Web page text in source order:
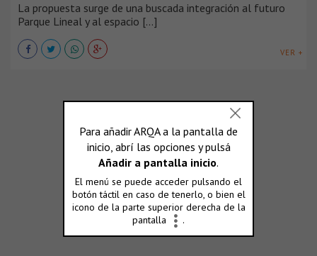
La propuesta surge de una buscada integración al futuro
Parque Lineal y al espacio [...]
VER +